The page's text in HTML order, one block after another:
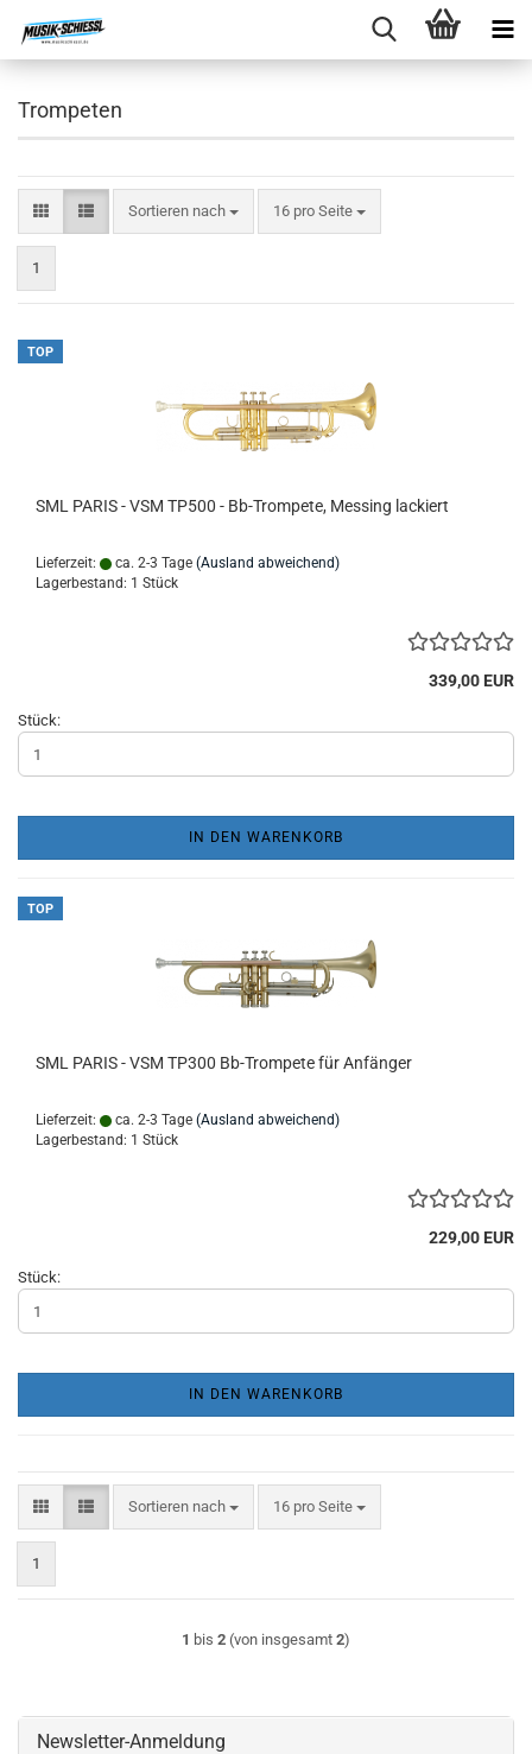
Trompeten
Sortieren nach
Sortieren nach 16 pro Seite
pro Seite
1
TOP
SML PARIS - VSM TP500 - Bb-Trompete, Messing lackiert
Lieferzeit: ca. 2-3 Tage (Ausland abweichend)
Lagerbestand: 1 Stück
339,00 EUR
Stück:
IN DEN WARENKORB
TOP
SML PARIS - VSM TP300 Bb-Trompete für Anfänger
Lieferzeit: ca. 2-3 Tage (Ausland abweichend)
Lagerbestand: 1 Stück
229,00 EUR
Stück:
IN DEN WARENKORB
Sortieren nach
Sortieren nach 16 pro Seite
pro Seite
1
1 bis 2 (von insgesamt 2)
Newsletter-Anmeldung